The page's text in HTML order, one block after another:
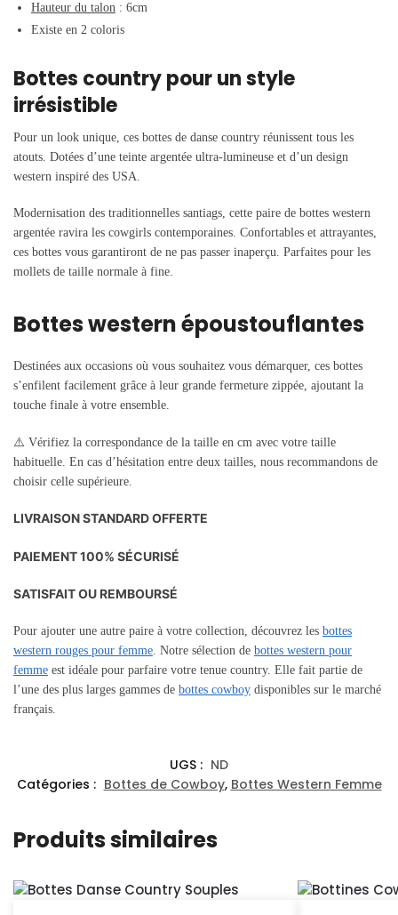
Hauteur du talon : 6cm
Existe en 2 coloris
Bottes country pour un style
irrésistible
Pour un look unique, ces bottes de danse country réunissent tous les
atouts. Dotées d’une teinte argentée ultra-lumineuse et d’un design
western inspiré des USA.
Modernisation des traditionnelles santiags, cette paire de bottes western
argentée ravira les cowgirls contemporaines. Confortables et attrayantes,
ces bottes vous garantiront de ne pas passer inaperçu. Parfaites pour les
mollets de taille normale à fine.
Bottes western époustouflantes
Destinées aux occasions où vous souhaitez vous démarquer, ces bottes
s’enfilent facilement grâce à leur grande fermeture zippée, ajoutant la
touche finale à votre ensemble.
⚠️ Vérifiez la correspondance de la taille en cm avec votre taille
habituelle. En cas d’hésitation entre deux tailles, nous recommandons de
choisir celle supérieure.
LIVRAISON STANDARD OFFERTE
PAIEMENT 100% SÉCURISÉ
SATISFAIT OU REMBOURSÉ
Pour ajouter une autre paire à votre collection, découvrez les bottes
western rouges pour femme. Notre sélection de bottes western pour
femme est idéale pour parfaire votre tenue country. Elle fait partie de
l’une des plus larges gammes de bottes cowboy disponibles sur le marché
français.
UGS : ND
Catégories : Bottes de Cowboy, Bottes Western Femme
Produits similaires